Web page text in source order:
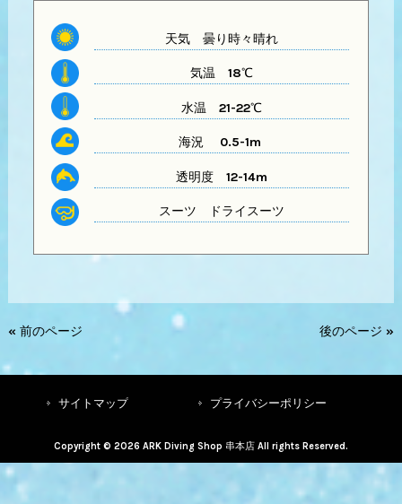
天気 曇り時々晴れ
気温 18℃
水温 21-22℃
海況 0.5-1m
透明度12-14m
スーツ ドライスーツ
« 前のページ 後のページ »
サイトマップ プライバシーポリシー
Copyright © 2026 ARK Diving Shop 串本店 All rights Reserved.